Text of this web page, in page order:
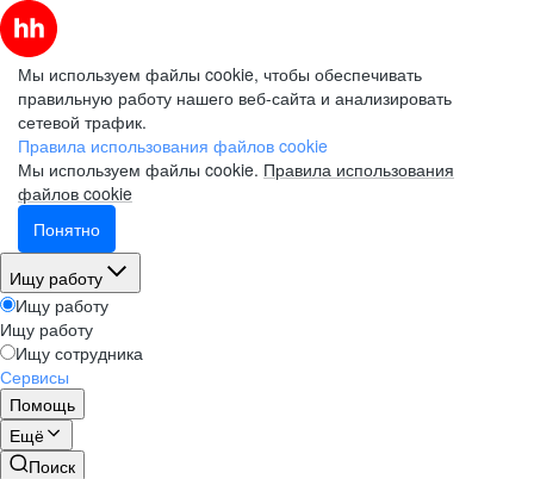
Мы используем файлы cookie, чтобы обеспечивать
правильную работу нашего веб-сайта и анализировать
сетевой трафик.
Правила использования файлов cookie
Мы используем файлы cookie. Правила использования
файлов cookie
Понятно
Ищу работу
Ищу работу
Ищу работу
Ищу сотрудника
Сервисы
Помощь
Ещё
Поиск